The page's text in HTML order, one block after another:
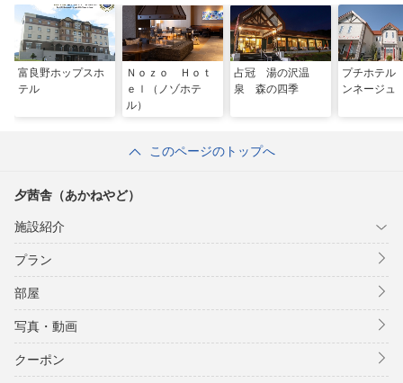
富良野ホップスホ
テル
Ｎｏｚｏ Ｈｏｔ
ｅｌ（ノゾホテ
ル）
占冠 湯の沢温
泉 森の四季
プチホテ
ンネージュ
このページのトップへ
夕茜舎（あかねやど）
施設紹介
プラン
部屋
写真・動画
クーポン